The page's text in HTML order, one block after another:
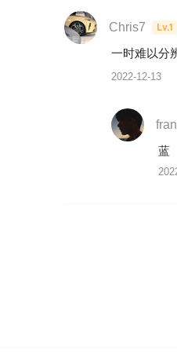
Chris7
Lv.1
一时难以分
2022-12-13
蓝